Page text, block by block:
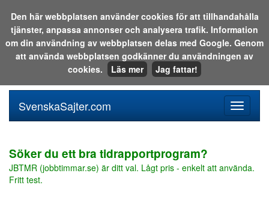
Sök i katalogen eller på webben:
meny
SvenskaSajter.com
Söker du ett bra tidrapportprogram?
JBTMR (jobbtimmar.se) är ditt val. Lågt pris - enkelt att använda.
Fritt test.
Den här webbplatsen använder cookies för att tillhandahålla
tjänster, anpassa annonser och analysera trafik. Information
om din användning av webbplatsen delas med Google. Genom
att använda webbplatsen godkänner du användningen av
cookies.
Läs mer Jag fattar!